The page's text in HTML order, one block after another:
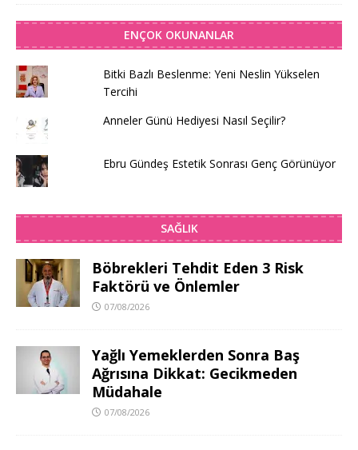
ENÇOK OKUNANLAR
Bitki Bazlı Beslenme: Yeni Neslin Yükselen
Tercihi
Anneler Günü Hediyesi Nasıl Seçilir?
Ebru Gündeş Estetik Sonrası Genç Görünüyor
SAĞLIK
Böbrekleri Tehdit Eden 3 Risk
Faktörü ve Önlemler
07/08/2026
Yağlı Yemeklerden Sonra Baş
Ağrısına Dikkat: Gecikmeden
Müdahale
07/08/2026